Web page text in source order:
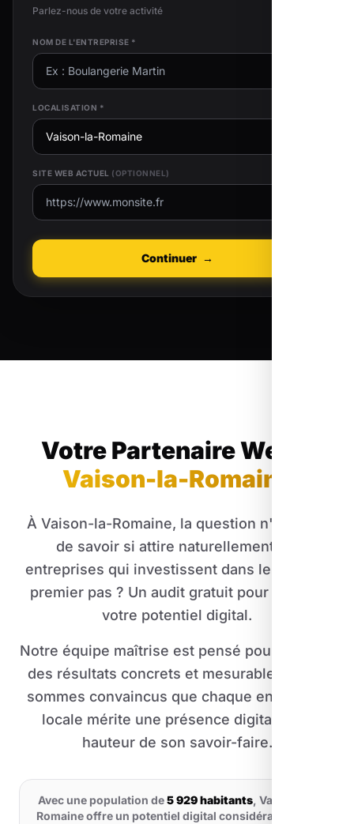
Parlez-nous de votre activité
NOM DE L'ENTREPRISE *
LOCALISATION *
SITE WEB ACTUEL (OPTIONNEL)
Continuer →
Votre Partenaire Web
Vaison-la-Romaine
À Vaison-la-Romaine, la question n'est plus
de savoir si attire naturellement les
entreprises qui investissent dans le web. Le
premier pas ? Un audit gratuit pour évaluer
votre potentiel digital.
Notre équipe maîtrise est pensé pour générer
des résultats concrets et mesurables. Nous
sommes convaincus que chaque entreprise
locale mérite une présence digitale à la
hauteur de son savoir-faire.
Avec une population de5 929 habitants, Vaison-la-
Romaine offre un potentiel digital considérable pour